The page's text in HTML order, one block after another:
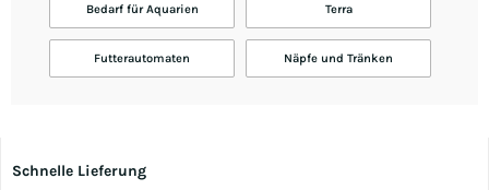
Bedarf für Aquarien Terra
Futterautomaten Näpfe und Tränken
Schnelle Lieferung